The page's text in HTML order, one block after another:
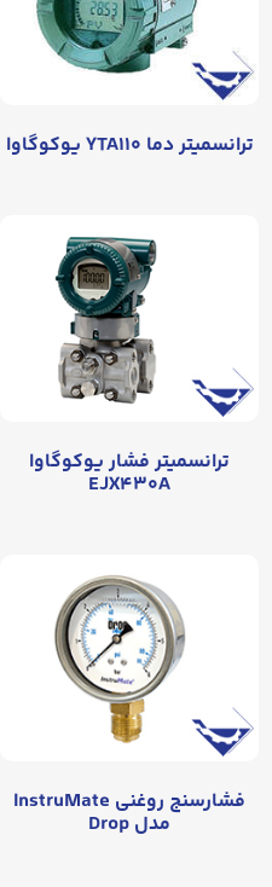
ترانسمیتر دما YTA۱۱۰ یوکوگاوا
ترانسمیتر فشار یوکوگاوا
EJX۴۳۰A
فشارسنج روغنی InstruMate
مدل Drop